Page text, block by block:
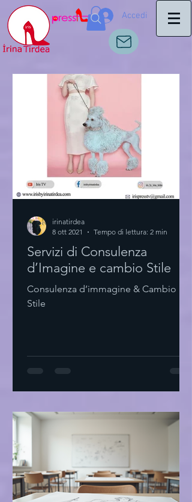
Accedi
Servizi di Consulenza
d’Imagine e cambio Stile
Consulenza d’immagine & Cambio
Stile
irinatirdea
8 ott 2021
Tempo di lettura: 2 min